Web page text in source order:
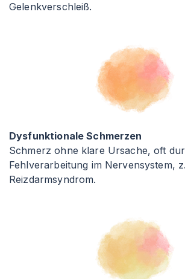
Gelenkverschleiß.
Dysfunktionale Schmerzen
Schmerz ohne klare Ursache, oft
Fehlverarbeitung im Nervensystem,
Reizdarmsyndrom.